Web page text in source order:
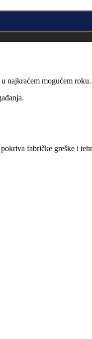
najkraćem mogućem roku.
fabričke greške i